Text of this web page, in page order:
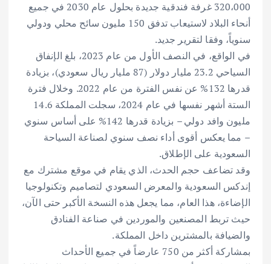
320،000 غرفة فندقية جديدة بحلول عام 2030 في جميع
أنحاء البلاد لاستيعاب تدفق 150 مليون سائح محلي ودولي
سنوياً، وفقا لتقرير جديد.
في الواقع، في النصف الأول من عام 2023، بلغ الإنفاق
السياحي 23.2 مليار دولار (87 مليار ريال سعودي)، بزيادة
قدرها 132% عن نفس الفترة من عام 2022. وخلال فترة
الستة أشهر نفسها في عام 2024، سجلت المملكة 14.6
مليون وافد دولي – بزيادة قدرها 142% على أساس سنوي
– مما يعكس أقوى أداء نصف سنوي لصناعة السياحة
السعودية على الإطلاق.
وقد تضاعف حجم الحدث، الذي يقام في موقع مشترك مع
إندكس السعودية والمعرض السعودي لتصاميم وتكنولوجيا
الإضاءة، هذا العام، مما يجعل هذه النسخة الأكبر حتى الآن،
حيث تربط المصنعين والموردين في صناعة الفنادق
والضيافة بالمشترين داخل المملكة.
بمشاركة أكثر من 750 عارضاً في جميع الأحداث